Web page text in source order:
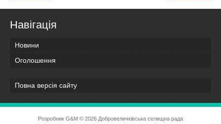
Навігація
Новини
Оголошення
Повна версія сайту
Розробник G&M © 2026 Добровеличківська селищна рада